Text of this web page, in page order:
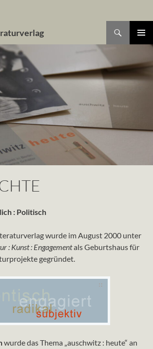
: Politisch
wurde im August 2000 unter
: Kunst : Engagementals Geburtshaus für
gegründet.
wurde das Thema „auschwitz : heute“ an